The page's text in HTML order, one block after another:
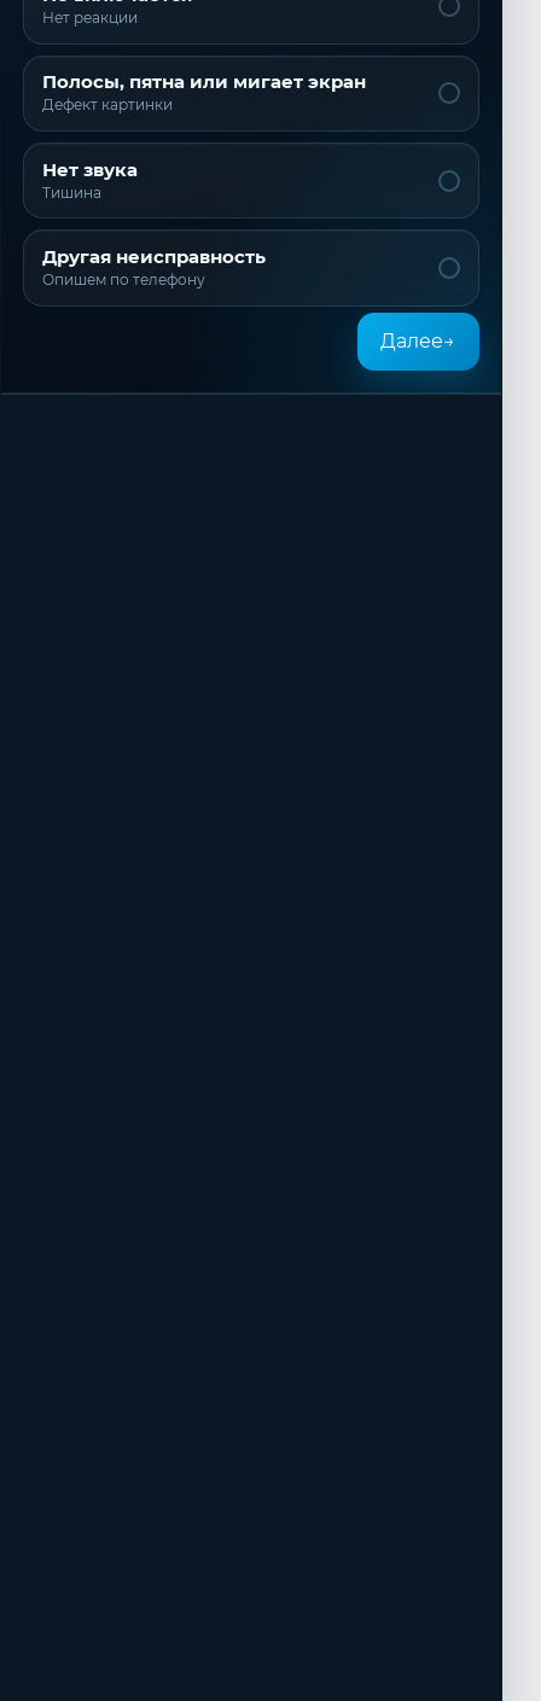
Нет реакции
Полосы, пятна или мигает экран
Дефект картинки
Нет звука
Тишина
Другая неисправность
Опишем по телефону
Далее→